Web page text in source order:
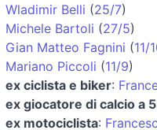
Wladimir Belli (25/7)
Michele Bartoli (27/5)
Gian Matteo Fagnini (11/
Mariano Piccoli (11/9)
ex ciclista e biker:
ex giocatore di calcio a 5
ex motociclista: